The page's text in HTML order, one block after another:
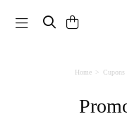
Toggle navigation
Home Cupons